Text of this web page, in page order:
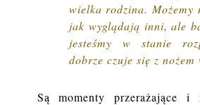
wielka rodzina. Możemy
jak wyglądają inni, ale
jesteśmy w stanie
dobrze czuje się z nożem
Są momenty przerażające i